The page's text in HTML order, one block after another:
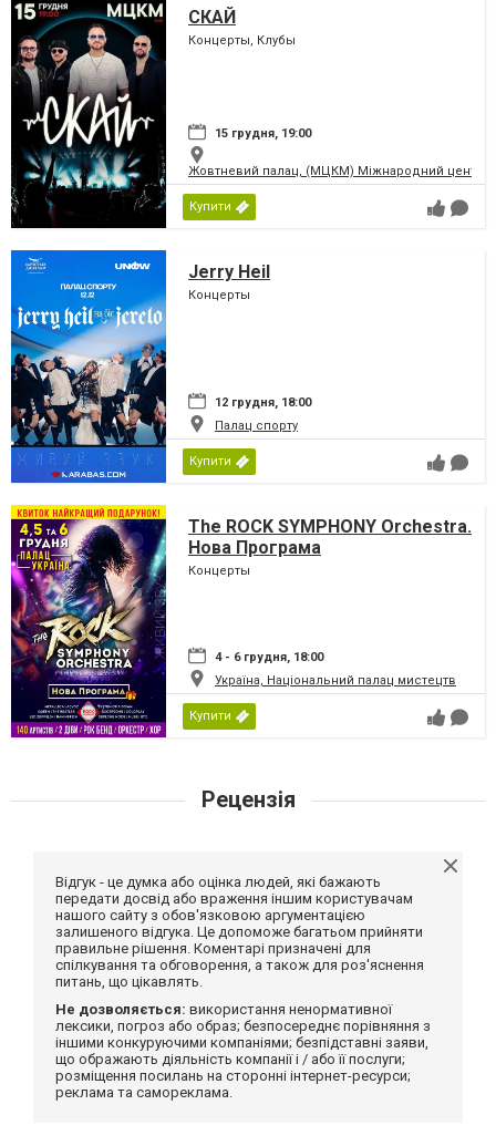
СКАЙ
Концерты, Клубы
15 грудня, 19:00
Жовтневий палац, (МЦКМ) Міжнародний центр
Купити
Jerry Heil
Концерты
12 грудня, 18:00
Палац спорту
Купити
The ROCK SYMPHONY Orchestra.
Нова Програма
Концерты
4 - 6 грудня, 18:00
Україна, Національний палац мистецтв
Купити
Рецензія
Відгук - це думка або оцінка людей, які бажають
передати досвід або враження іншим користувачам
нашого сайту з обов'язковою аргументацією
залишеного відгука. Це допоможе багатьом прийняти
правильне рішення. Коментарі призначені для
спілкування та обговорення, а також для роз'яснення
питань, що цікавлять.
Не дозволяється: використання ненормативної
лексики, погроз або образ; безпосереднє порівняння з
іншими конкуруючими компаніями; безпідставні заяви,
що ображають діяльність компанії і / або її послуги;
розміщення посилань на сторонні інтернет-ресурси;
реклама та самореклама.